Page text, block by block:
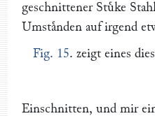
geschnittener Stuͤke
Umstaͤnden auf irgend
Fig. 15. zeigt eines
Einschnitten, und mir